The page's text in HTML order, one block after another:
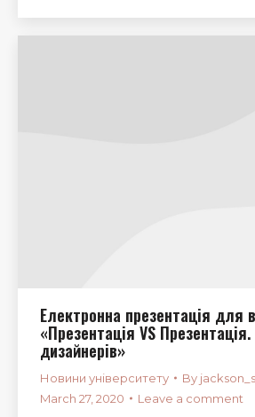
Електронна презентація для
«Презентація VS
дизайнерів»
Новини університету By
March 27, 2020
Leave a comment